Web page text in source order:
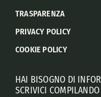
TRASPARENZA
PRIVACY POLICY
COOKIE POLICY
HAI BISOGNO DI
SCRIVICI